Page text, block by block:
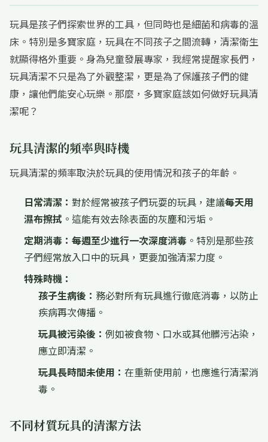
玩具是孩子們探索世界的工具，但同時也是細菌和病毒的溫
床。特別是多寶家庭，玩具在不同孩子之間流轉，清潔衛生
就顯得格外重要。身為兒童發展專家，我經常提醒家長們，
玩具清潔不只是為了外觀整潔，更是為了保護孩子們的健
康，讓他們能安心玩樂。那麼，多寶家庭該如何做好玩具清
潔呢？
玩具清潔的頻率與時機
玩具清潔的頻率取決於玩具的使用情況和孩子的年齡。
日常清潔： 對於經常被孩子們玩耍的玩具，建議每天用
濕布擦拭 。這能有效去除表面的灰塵和污垢。
定期消毒： 每週至少進行一次深度消毒 。特別是那些孩
子們經常放入口中的玩具，更要加強清潔力度。
特殊時機：
孩子生病後： 務必對所有玩具進行徹底消毒，以防止
疾病再次傳播。
玩具被污染後： 例如被食物、口水或其他髒污沾染，
應立即清潔。
玩具長時間未使用： 在重新使用前，也應進行清潔消
毒。
不同材質玩具的清潔方法